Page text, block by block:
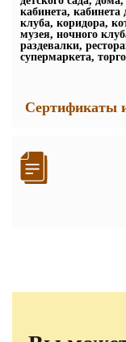
кабинета,
клуба, коридора,
музея, ночного
раздевалки,
супермаркета,
Сертификаты